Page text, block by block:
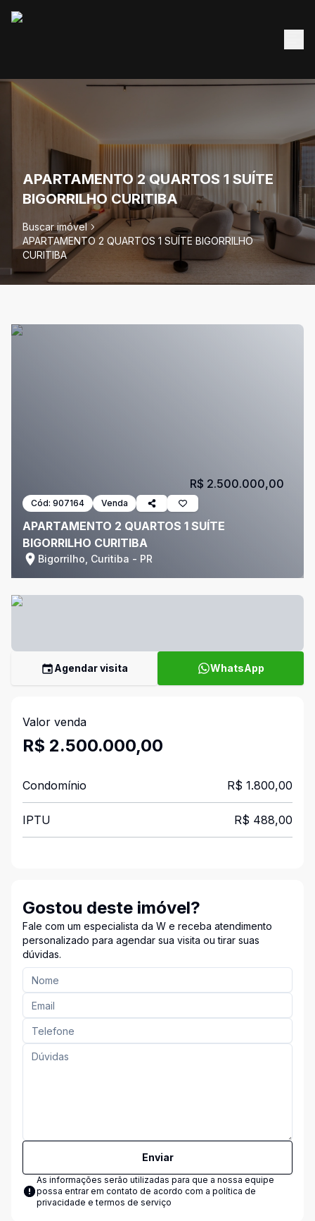
APARTAMENTO 2 QUARTOS 1 SUÍTE
BIGORRILHO CURITIBA
Buscar imóvel
APARTAMENTO 2 QUARTOS 1 SUÍTE BIGORRILHO
CURITIBA
Cód: 907164 Venda
APARTAMENTO 2 QUARTOS 1 SUÍTE
BIGORRILHO CURITIBA
Bigorrilho, Curitiba - PR
R$ 2.500.000,00
Agendar visita WhatsApp
Valor venda
R$ 2.500.000,00
Condomínio R$ 1.800,00
IPTU R$ 488,00
Gostou deste imóvel?
Fale com um especialista da W e receba atendimento
personalizado para agendar sua visita ou tirar suas
dúvidas.
Enviar
As informações serão utilizadas para que a nossa equipe
possa entrar em contato de acordo com a política de
privacidade e termos de serviço